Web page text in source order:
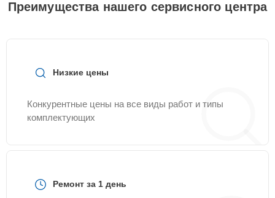
стоимости ремонта телевизора достаточно
Преимущества нашего сервисного центра
Низкие цены
Конкурентные цены на все виды работ и типы
комплектующих
Ремонт за 1 день